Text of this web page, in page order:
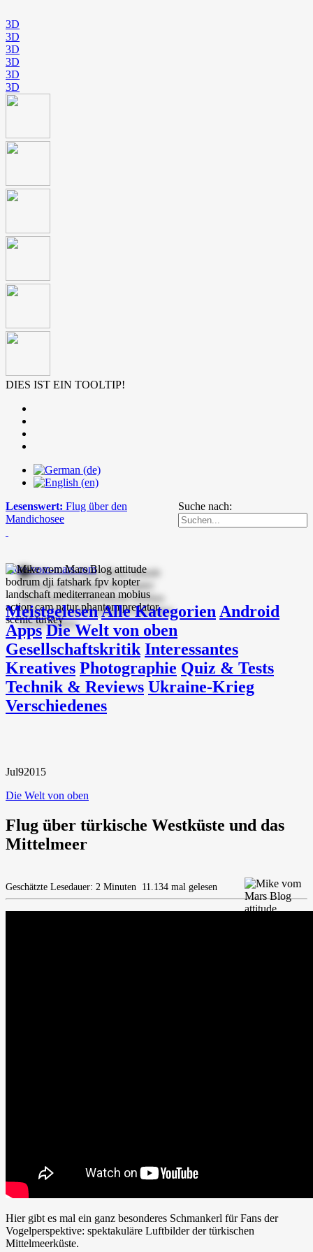
3D
3D
3D
3D
3D
3D
DIES IST EIN TOOLTIP!
Suche nach:
Lesenswert: Flug über den
Mandichosee
mike-vom-mars.com
MeistgelesenAlle Kategorien Android
Apps Die Welt von oben
Gesellschaftskritik Interessantes
Kreatives Photographie Quiz & Tests
Technik & Reviews Ukraine-Krieg
Verschiedenes
Jul92015
Die Welt von oben
Flug über türkische Westküste und das
Mittelmeer
Geschätzte Lesedauer: 2 Minuten 11.134 mal gelesen
Hier gibt es mal ein ganz besonderes Schmankerl für Fans der
Vogelperspektive: spektakuläre Luftbilder der türkischen
Mittelmeerküste.